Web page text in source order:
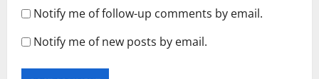
Notify me of follow-up comments by email.
Notify me of new posts by email.